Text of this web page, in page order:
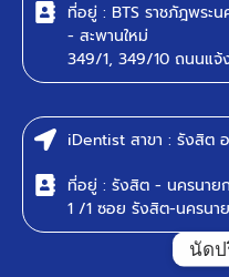
ที่อยู่ : BTS ราชภัฎพร
- สะพานใหม่
349/1, 349/10 ถนนแ
iDentist สาขา : รังสิต
ที่อยู่ : รังสิต - นครนา
1 /1 ซอย รังสิต-นครนา
นัด